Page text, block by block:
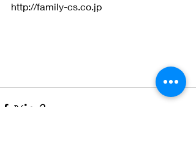
http://family-cs.co.jp